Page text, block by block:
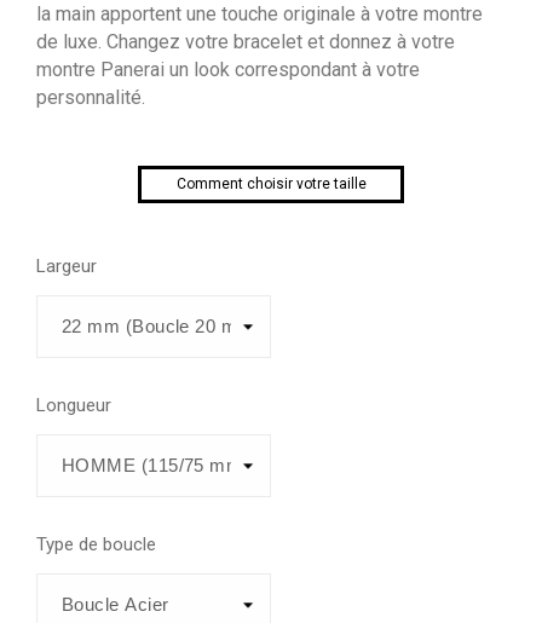
la main apportent une touche originale à votre montre
de luxe. Changez votre bracelet et donnez à votre
montre Panerai un look correspondant à votre
personnalité.
Comment choisir votre taille
Largeur
Longueur
Type de boucle